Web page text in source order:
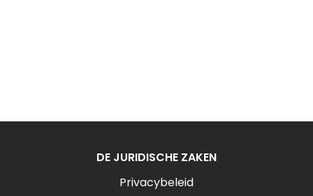
DE JURIDISCHE ZAKEN
Privacybeleid